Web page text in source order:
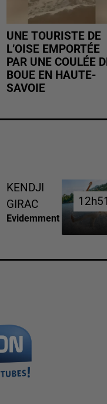
UNE TOURISTE DE
L’OISE EMPORTÉE
PAR UNE COULÉE
BOUE EN HAUTE-
SAVOIE
KENDJI
GIRAC
Evidemment